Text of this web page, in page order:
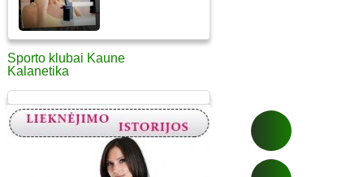
Sporto klubai Kaune
Kalanetika